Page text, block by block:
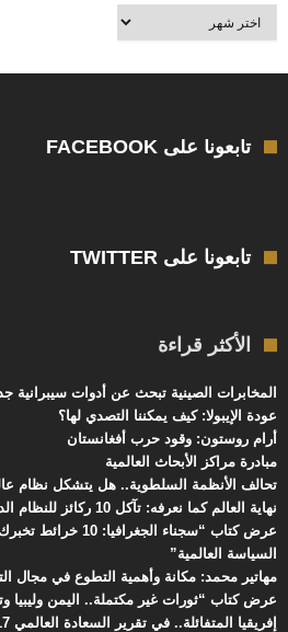
أرشيف
العالم
تابعونا على FACEBOOK
تابعونا على TWITTER
الأكثر قراءة
المخابرات الصينية تبحث عن أدوات سيبرانية
عودة الإيبولا: كيف يمكننا التصدي لها؟
أرام روستون: وقود حرب أفغانستان
مبادرة مراكز الأبحاث العالمية
تحالف الأنظمة السلطوية.. هل يتشكل نظام
نهاية العالم كما نعرفه: تآكل 10 ركائز للنظام الدولي
عرض كتاب “سجناء
السياسة العالمية”
مهاتير محمد: مكانة وأهمية التطوع في مجال
عرض كتاب “ثورات غير مكتملة.. اليمن وليبيا
إفريقيا المتفائلة.. في تقرير السعادة العالمي 2017